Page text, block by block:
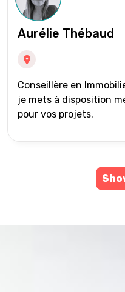
Aurélie Thébaud
Conseillère en
je mets à disposition
pour vos projets.